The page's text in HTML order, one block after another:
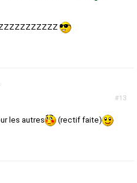
#13
les autres (rectif faite)